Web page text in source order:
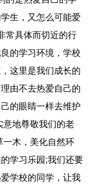
生，又怎么可能爱
常具体而切近的行
的学习环境，学校
这里是我们成长的
由不去热爱自己的
的眼睛一样去维护
意地尊敬我们的老
一木，美化自然环
学习乐园;我们还要
学校的同学，让我